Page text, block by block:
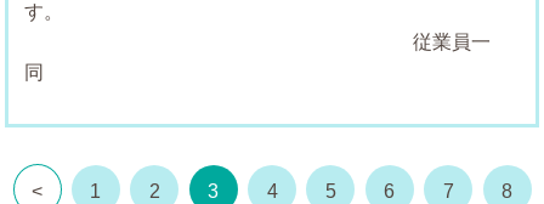
す
従業員一
< 1 2 3 4 5 6 7 8